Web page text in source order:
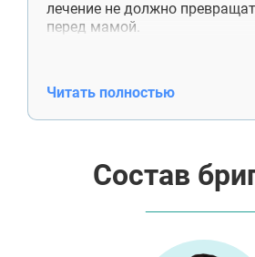
лечение не должно
перед мамой.
отцу лекарства, хотя раньше
спрашивал, что ему нужно.
проверки и спасение от
неприятности.
Читать полностью
Состав